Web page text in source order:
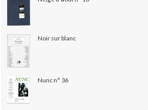
Noir sur blanc
Nunc n° 36